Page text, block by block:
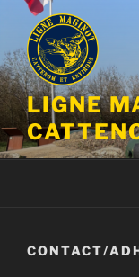
Aller
contenu
principal
LIGNE
CONTACT/